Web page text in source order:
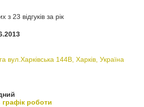
з 23 відгуків за рік
вул.Харківська 144В, Харків, Україна
роботи